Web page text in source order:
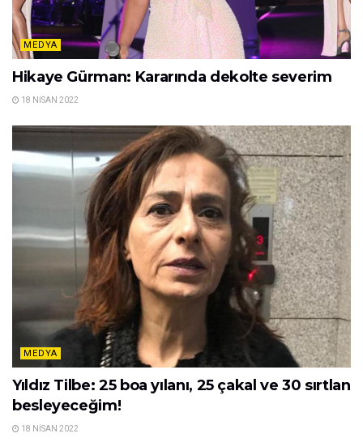
MEDYA
Hikaye Gürman: Kararında dekolte severim
18 NISAN 2022
MEDYA
Yıldız Tilbe: 25 boa yılanı, 25 çakal ve 30 sırtlan
besleyeceğim!
18 NISAN 2022